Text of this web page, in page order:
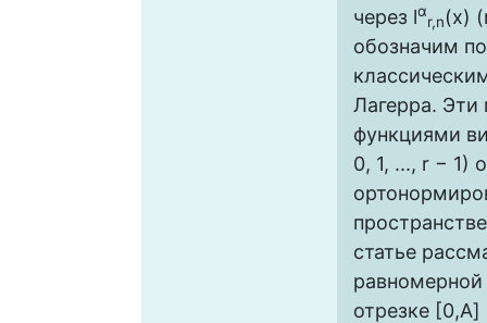
через lα
r,n(x)
обозначим
Лагерра.
функциями
0, 1, ..., r − 1)
статье
отрезке